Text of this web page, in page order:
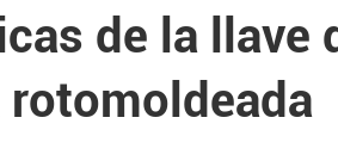
de la llave